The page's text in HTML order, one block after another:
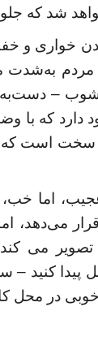
شد که
خواری و
مردم
–
دارد که
است که
اما
اما
تصویر
کنید –
در محل